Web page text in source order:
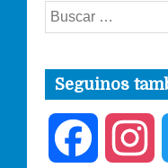
Buscar:
Seguinos